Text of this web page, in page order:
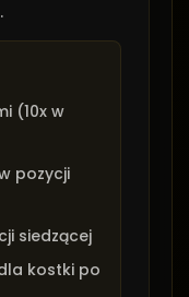
(10x w
pozycji
siedzącej
kostki po